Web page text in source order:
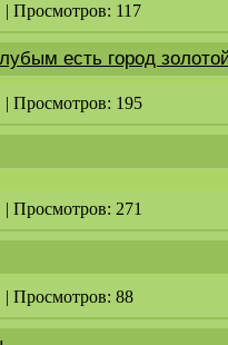
| Просмотров: 117
есть город
| Просмотров: 195
| Просмотров: 271
| Просмотров: 88